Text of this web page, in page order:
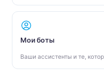
Мои боты
Ваши ассистенты и те,